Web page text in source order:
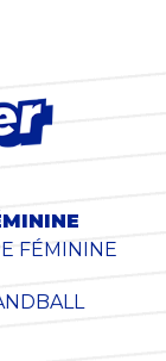
FÉMININE